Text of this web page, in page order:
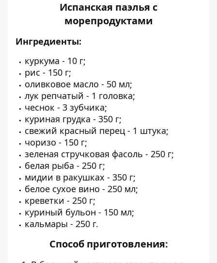
Испанская паэлья с
морепродуктами
Ингредиенты:
куркума - 10 г;
рис - 150 г;
оливковое масло - 50 мл;
лук репчатый - 1 головка;
чеснок - 3 зубчика;
куриная грудка - 350 г;
свежий красный перец - 1 штука;
чоризо - 150 г;
зеленая стручковая фасоль - 250 г;
белая рыба - 250 г;
мидии в ракушках - 350 г;
белое сухое вино - 250 мл;
креветки - 250 г;
куриный бульон - 150 мл;
кальмары - 250 г.
Способ приготовления: